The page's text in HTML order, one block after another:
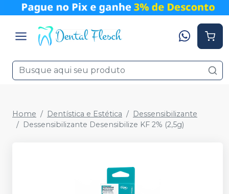
Home Dentística e Estética
Dessensibilizante
Dessensibilizante Desensibilize KF 2% (2,5g)